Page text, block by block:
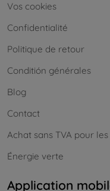
Vos cookies
Confidentialité
Politique de retour
Conditión générales
Blog
Contact
Achat sans TVA pour
Énergie verte
Application